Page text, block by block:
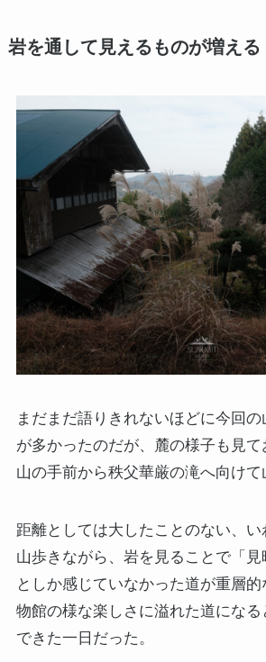
岩を通して見えるものが増える
まだまだ語りきれないほどに今回
が多かったのだが、麓の様子も見
山の手前から秩父華厳の滝へ向けて
距離としては大したことのない、
山歩きながら、岩を見ることで「見
としか感じていなかった道が重層
物館の様な楽しさに溢れた道にな
できた一日だった。